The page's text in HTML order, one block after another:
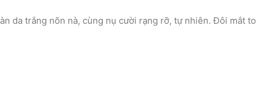
da trắng nõn nà, cùng nụ cười rạng rỡ, tự nhiên. Đôi mắt